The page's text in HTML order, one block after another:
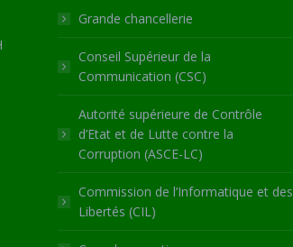
Grande chancellerie
Conseil Supérieur de la
Communication (CSC)
Autorité supérieure de Contrôle
d’Etat et de Lutte contre la
Corruption (ASCE-LC)
Commission de l’Informatique et des
Libertés (CIL)